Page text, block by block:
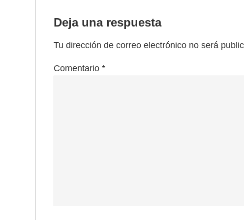
Deja una respuesta
Tu dirección de correo electrónico no será
Comentario *